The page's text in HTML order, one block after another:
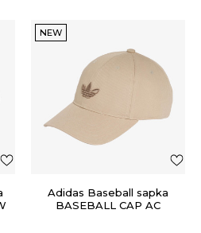
NEW
Adidas Baseball sapka
BASEBALL CAP AC